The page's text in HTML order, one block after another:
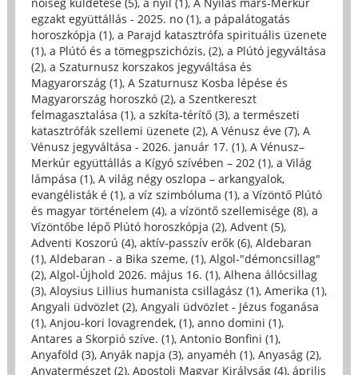
egzakt együttállás - 2025. no (1), a pápalátogatás
horoszkópja (1), a Parajd katasztrófa spirituális üzenete
(1), a Plútó és a tömegpszichózis, (2), a Plútó jegyváltása
(2), a Szaturnusz korszakos jegyváltása és
Magyarország (1), A Szaturnusz Kosba lépése és
Magyarország horoszkó (2), a Szentkereszt
felmagasztalása (1), a szkíta-térítő (3), a természeti
katasztrófák szellemi üzenete (2), A Vénusz éve (7), A
Vénusz jegyváltása - 2026. január 17. (1), A Vénusz–
Merkúr együttállás a Kígyó szívében – 202 (1), a Világ
lámpása (1), A világ négy oszlopa – arkangyalok,
evangélisták é (1), a víz szimbóluma (1), a Vízöntő Plútó
és magyar történelem (4), a vízöntő szellemisége (8), a
Vízöntőbe lépő Plútó horoszkópja (2), Advent (5),
Adventi Koszorú (4), aktív-passzív erők (6), Aldebaran
(1), Aldebaran - a Bika szeme, (1), Algol-"démoncsillag"
(2), Algol-Újhold 2026. május 16. (1), Alhena állócsillag
(3), Aloysius Lillius humanista csillagász (1), Amerika (1),
Angyali üdvözlet (2), Angyali üdvözlet - Jézus foganása
(1), Anjou-kori lovagrendek, (1), anno domini (1),
Antares a Skorpió szíve. (1), Antonio Bonfini (1),
Anyaföld (3), Anyák napja (3), anyaméh (1), Anyaság (2),
Anyatermészet (2), Apostoli Magyar Királyság (4), április